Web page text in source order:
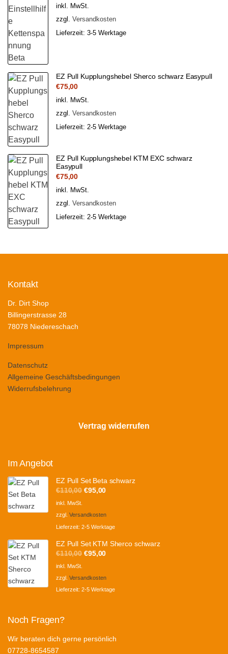
inkl. MwSt.
zzgl. Versandkosten
Lieferzeit: 3-5 Werktage
EZ Pull Kupplungshebel Sherco schwarz Easypull
€75,00
inkl. MwSt.
zzgl. Versandkosten
Lieferzeit: 2-5 Werktage
EZ Pull Kupplungshebel KTM EXC schwarz
Easypull
€75,00
inkl. MwSt.
zzgl. Versandkosten
Lieferzeit: 2-5 Werktage
Kontakt
Dr. Dirt Shop
Billingerstrasse 28
78078 Niedereschach
Impressum
Datenschutz
Allgemeine Geschäftsbedingungen
Widerrufsbelehrung
Vertrag widerrufen
Im Angebot
EZ Pull Set Beta schwarz
€110,00 Ursprünglicher
war:
€110,00
€95,00Aktueller
ist:
€95,00.
inkl. MwSt.
zzgl. Versandkosten
Lieferzeit: 2-5 Werktage
EZ Pull Set KTM Sherco schwarz
€110,00 Ursprünglicher
war:
€110,00
€95,00Aktueller
ist:
€95,00.
inkl. MwSt.
zzgl. Versandkosten
Lieferzeit: 2-5 Werktage
Noch Fragen?
Wir beraten dich gerne persönlich
07728-8654587